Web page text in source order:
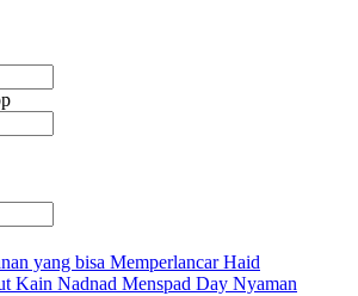
yang bisa Memperlancar Haid
Kain Nadnad Menspad Day Nyaman